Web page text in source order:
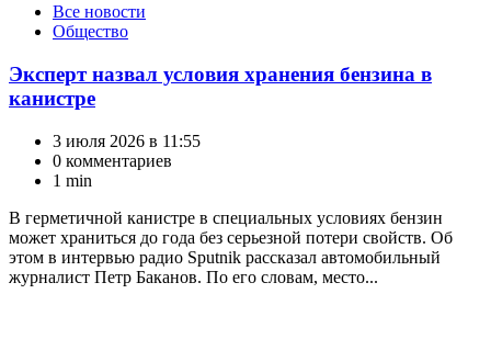
КатегорииВсе новости
Общество
Эксперт назвал условия хранения бензина в
канистре
3 июля 2026 в 11:55
0 комментариев
1 min
В герметичной канистре в специальных условиях бензин
может храниться до года без серьезной потери свойств. Об
этом в интервью радио Sputnik рассказал автомобильный
журналист Петр Баканов. По его словам, место...